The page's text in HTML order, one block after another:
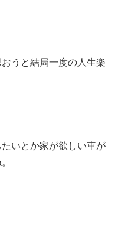
うと結局一度の人生楽
いとか家が欲しい車が